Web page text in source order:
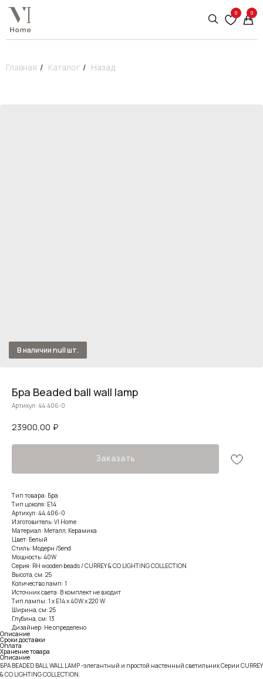
0 0
Главная / Каталог / Назад
Бра Beaded ball wall lamp
Артикул: 44.406-0
23900,00 ₽
Заказать
Тип товара: Бра
Тип цоколя: E14
Артикул: 44.406-0
Изготовитель: VI Home
Материал: Металл, Керамика
Цвет: Белый
Стиль: Модерн /Send
Мощность: 40W
Серия: RH wooden beads / CURREY & CO LIGHTING COLLECTION
Высота, см: 25
Количество ламп: 1
Источник света: В комплект не входит
Тип лампы: 1 x E14 x 40W x 220 W
Ширина, см: 25
Глубина, см: 13
Дизайнер: Не определено
Описание
Сроки доставки
Оплата
Хранение товара
Описание
БРА BEADED BALL WALL LAMP -элегантный и простой настенный светильник Серии CURREY
& CO LIGHTING COLLECTION.